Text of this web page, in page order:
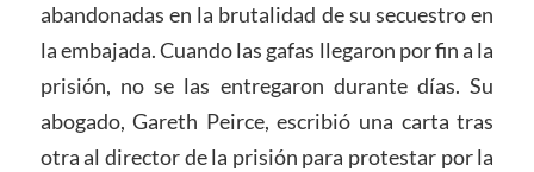
abandonadas en la brutalidad de su secuestro en
la embajada. Cuando las gafas llegaron por fin a la
prisión, no se las entregaron durante días. Su
abogado, Gareth Peirce, escribió una carta tras
otra al director de la prisión para protestar por la